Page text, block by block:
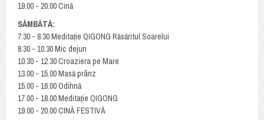
19.00 - 20.00 Cină
SÂMBĂTĂ:
7.30 - 8.30 Meditație QIGONG Răsăritul Soarelui
8.30 - 10.30 Mic dejun
10.30 - 12.30 Croaziera pe Mare
13.00 - 15.00 Masă prânz
15.00 - 16.00 Odihnă
17.00 - 18.00 Meditație QIGONG
19.00 - 20.00 CINĂ FESTIVĂ